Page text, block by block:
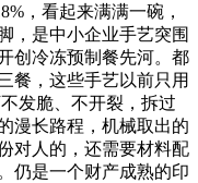
，看起来满满一碗，
，是中小企业手艺突围
创冷冻预制餐先河。都
餐，这些手艺以前只用
发脆、不开裂，拆过
漫长路程，机械取出的
对人的，还需要材料配
仍是一个财产成熟的印